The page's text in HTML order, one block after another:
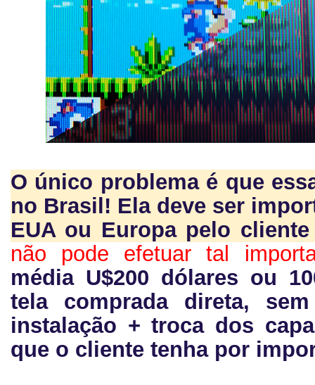
O único problema é que
no Brasil! Ela deve ser
EUA ou Europa pelo
não pode efetuar tal
média U$200 dólares ou
tela comprada direta,
instalação + troca dos
que o cliente tenha por